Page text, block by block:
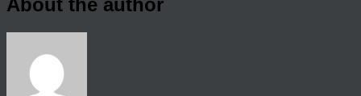
About the author